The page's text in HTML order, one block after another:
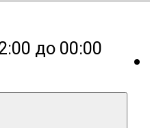
до 00:00